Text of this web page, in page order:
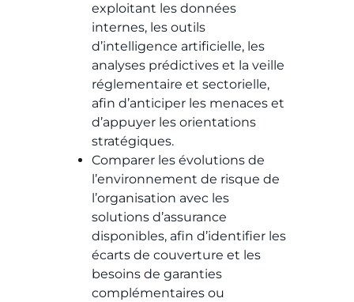
exploitant les données
internes, les outils
d’intelligence artificielle, les
analyses prédictives et la veille
réglementaire et sectorielle,
afin d’anticiper les menaces et
d’appuyer les orientations
stratégiques.
Comparer les évolutions de
l’environnement de risque de
l’organisation avec les
solutions d’assurance
disponibles, afin d’identifier les
écarts de couverture et les
besoins de garanties
complémentaires ou